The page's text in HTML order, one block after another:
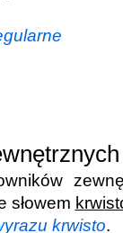
słowem
krwisto.